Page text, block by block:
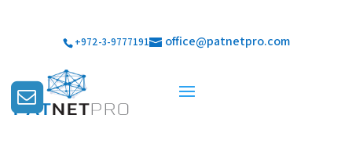
+972-3-9777191 office@patnetpro.com